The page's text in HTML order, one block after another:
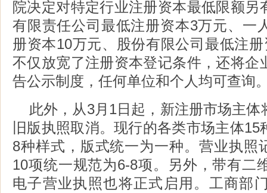
院决定对特定行业注册资本最低限额另
有限责任公司最低注册资本3万元、一
册资本10万元、股份有限公司最低注
不仅放宽了注册资本登记条件，还将企
告公示制度，任何单位和个人均可查询
此外，从3月1日起，新注册市场主
旧版执照取消。现行的各类市场主体
8种样式，版式统一为一种。营业执照
10项统一规范为6-8项。另外，带有二
电子营业执照也将正式启用。工商部